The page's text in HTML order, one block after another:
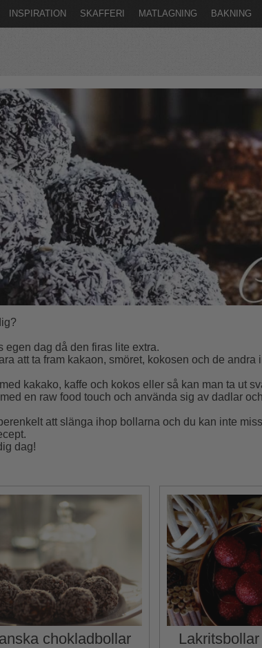
INSPIRATION SKAFFERI MATLAGNING BAKNING
dag då den firas lite extra.
att ta fram kakaon, smöret, kokosen och de
kakako, kaffe och kokos eller så kan man ta ut
en raw food touch och använda sig av dadlar
att slänga ihop bollarna och du kan inte
dag!
chokladbollar